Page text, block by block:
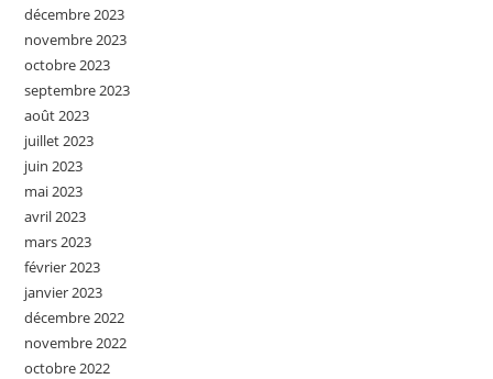
décembre 2023
novembre 2023
octobre 2023
septembre 2023
août 2023
juillet 2023
juin 2023
mai 2023
avril 2023
mars 2023
février 2023
janvier 2023
décembre 2022
novembre 2022
octobre 2022